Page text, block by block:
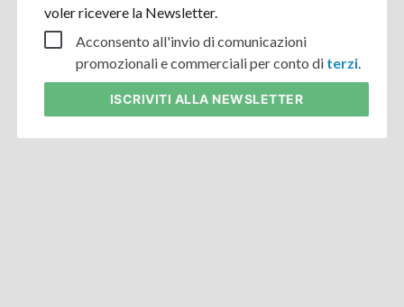
voler ricevere la Newsletter.
Acconsento all'invio di comunicazioni
promozionali e commerciali per conto di terzi.
ISCRIVITI ALLA NEWSLETTER